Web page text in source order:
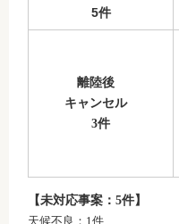
5件
離陸後
キャンセル
3件
【未対応事案：5件】
天候不良：1件